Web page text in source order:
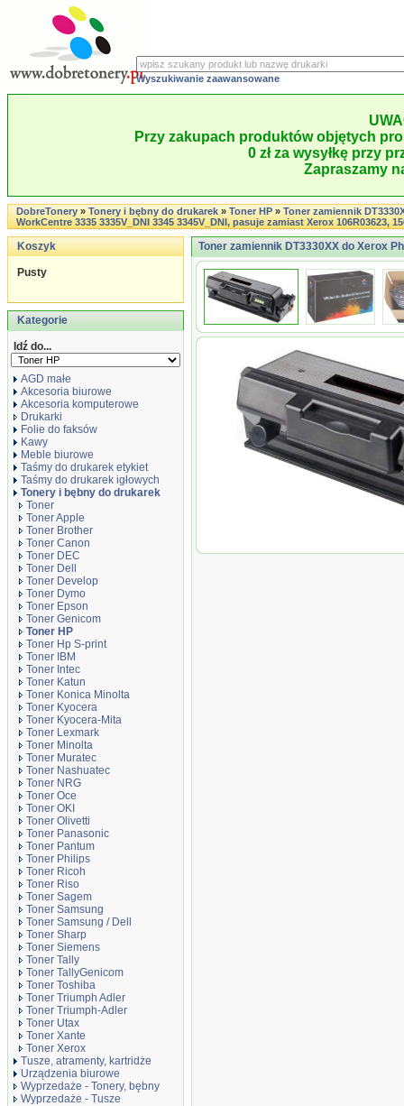
Wyszukiwanie zaawansowane
Przy zakupach produktów objętych
0 zł za wysyłkę przy
Zapraszamy
DobreTonery»Tonery i bębny do drukarek»Toner HP»Toner zamiennik
WorkCentre 3335 3335V_DNI 3345 3345V_DNI, pasuje zamiast Xerox 106R03623,
Koszyk
Pusty
Kategorie
Idź do...
AGD małe
Akcesoria biurowe
Akcesoria komputerowe
Drukarki
Folie do faksów
Kawy
Meble biurowe
Taśmy do drukarek etykiet
Taśmy do drukarek igłowych
Tonery i bębny do drukarek
Toner
Toner Apple
Toner Brother
Toner Canon
Toner DEC
Toner Dell
Toner Develop
Toner Dymo
Toner Epson
Toner Genicom
Toner HP
Toner Hp S-print
Toner IBM
Toner Intec
Toner Katun
Toner Konica Minolta
Toner Kyocera
Toner Kyocera-Mita
Toner Lexmark
Toner Minolta
Toner Muratec
Toner Nashuatec
Toner NRG
Toner Oce
Toner OKI
Toner Olivetti
Toner Panasonic
Toner Pantum
Toner Philips
Toner Ricoh
Toner Riso
Toner Sagem
Toner Samsung
Toner Samsung / Dell
Toner Sharp
Toner Siemens
Toner Tally
Toner TallyGenicom
Toner Toshiba
Toner Triumph Adler
Toner Triumph-Adler
Toner Utax
Toner Xante
Toner Xerox
Tusze, atramenty, kartridże
Urządzenia biurowe
Wyprzedaże - Tonery, bębny
Wyprzedaże - Tusze
Toner zamiennik DT3330XX do Xerox
Toner zamiennik DT3330XX do